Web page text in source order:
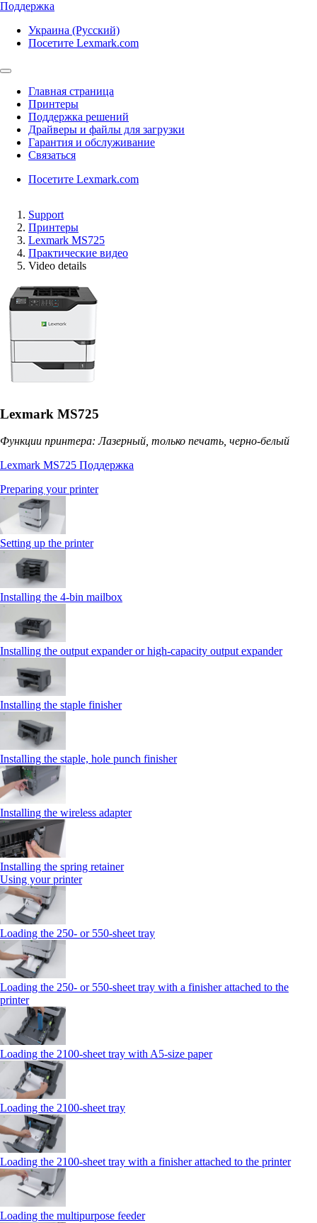
Поддержка
Украина (Русский)
Посетите Lexmark.com
Главная страница
Принтеры
Поддержка решений
Драйверы и файлы для загрузки
Гарантия и обслуживание
Связаться
Посетите Lexmark.com
Support
Принтеры
Lexmark MS725
Практические видео
Video details
Lexmark MS725
Функции принтера: Лазерный, только печать, черно-белый
Lexmark MS725 Поддержка
Preparing your printer
Setting up the printer
Installing the 4‑bin mailbox
Installing the output expander or high‑capacity output expander
Installing the staple finisher
Installing the staple, hole punch finisher
Installing the wireless adapter
Installing the spring retainer
Using your printer
Loading the 250‑ or 550‑sheet tray
Loading the 250‑ or 550‑sheet tray with a finisher attached to the
printer
Loading the 2100‑sheet tray with A5‑size paper
Loading the 2100‑sheet tray
Loading the 2100‑sheet tray with a finisher attached to the printer
Loading the multipurpose feeder